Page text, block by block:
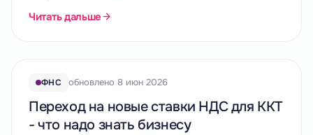
Читать дальше
ФНС обновлено 8 июн 2026
Переход на новые ставки НДС для ККТ
- что надо знать бизнесу